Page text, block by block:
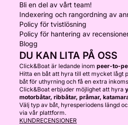
Bli en del av vårt team!
Indexering och rangordning av
Policy för tvistlösning
Policy för hantering av
Blogg
DU KAN LITA PÅ OSS
Click&Boat är ledande inom peer-to-
Hitta en båt att hyra till ett mycket lågt
båt för uthyrning och få en extra
Click&Boat erbjuder möjlighet att hyra
motorbåtar, ribbåtar, pråmar,
Välj typ av båt, hyresperiodens längd
via vår plattform.
KUNDRECENSIONER